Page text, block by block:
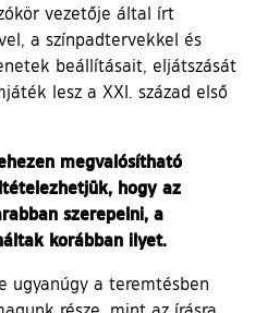
vezetője által írt
a színpadtervekkel és
beállításait, eljátszását
lesz a XXI. század első
megvalósítható
hogy az
szerepelni, a
korábban ilyet.
ugyanúgy a teremtésben